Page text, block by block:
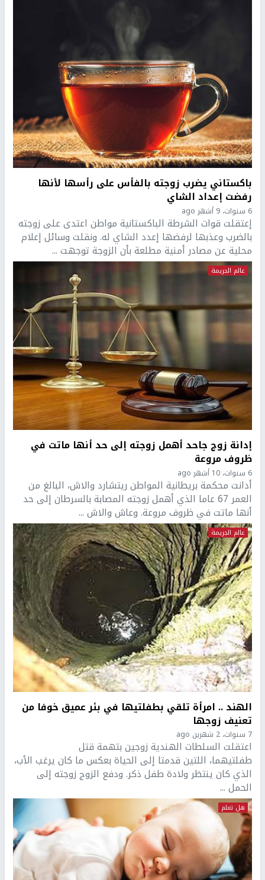
باكستاني يضرب زوجته بالفأس على رأسها لأنها
رفضت إعداد الشاي
6 سنوات، 9 أشهر ago
إعتقلت قوات الشرطة الباكستانية مواطن اعتدى على زوجته
بالضرب وعذبها لرفضها إعدد الشاي له. ونقلت وسائل إعلام
محلية عن مصادر أمنية مطلعة بأن الزوجة توجهت ...
عالم الجريمة
إدانة زوج جاحد أهمل زوجته إلى حد أنها ماتت في
ظروف مروعة
6 سنوات، 10 أشهر ago
أدانت محكمة بريطانية المواطن ريتشارد والاش، البالغ من
العمر 67 عاما الذي أهمل زوجته المصابة بالسرطان إلى حد
أنها ماتت في ظروف مروعة. وعاش والاش ...
عالم الجريمة
الهند .. امرأة تلقي بطفلتيها في بئر عميق خوفا من
تعنيف زوجها
7 سنوات، 2 شهرين ago
اعتقلت السلطات الهندية زوجين بتهمة قتل
طفلتيهما، اللتين قدمتا إلى الحياة بعكس ما كان يرغب الأب،
الذي كان ينتظر ولادة طفل ذكر. ودفع الزوج زوجته إلى
الحمل ...
هل تعلم